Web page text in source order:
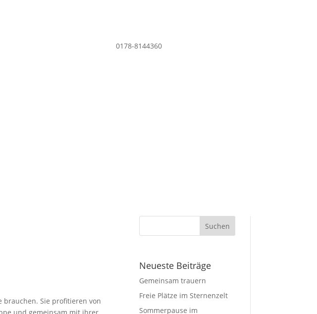
0178-8144360
brauchen. Sie profitieren von
und gemeinsam mit ihrer
Neueste Beiträge
Gemeinsam trauern
Freie Plätze im Sternenzelt
Sommerpause im